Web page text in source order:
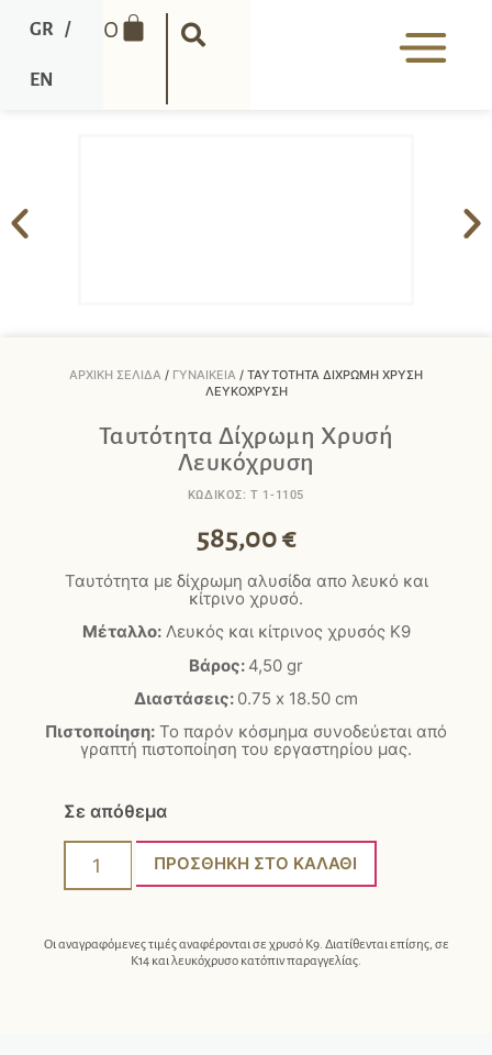
0
GR /
EN
ΑΡΧΙΚΉ ΣΕΛΊΔΑ / ΓΥΝΑΙΚΕΊΑ / ΤΑΥΤΌΤΗΤΑ ΔΊΧΡΩΜΗ ΧΡΥΣΉ
ΛΕΥΚΌΧΡΥΣΗ
Ταυτότητα Δίχρωμη Χρυσή
Λευκόχρυση
ΚΩΔΙΚΟΣ: T 1-1105
585,00€
Ταυτότητα με δίχρωμη αλυσίδα απο λευκό και
κίτρινο χρυσό.
Μέταλλο:Λευκός και κίτρινος χρυσός Κ9
Βάρος: 4,50 gr
Διαστάσεις: 0.75 x 18.50 cm
Πιστοποίηση: Το παρόν κόσμημα συνοδεύεται από
γραπτή πιστοποίηση του εργαστηρίου μας.
Σε απόθεμα
ΠΡΟΣΘΉΚΗ ΣΤΟ ΚΑΛΆΘΙ
Οι αναγραφόμενες τιμές αναφέρονται σε χρυσό Κ9. Διατίθενται επίσης, σε
Κ14 και λευκόχρυσο κατόπιν παραγγελίας.